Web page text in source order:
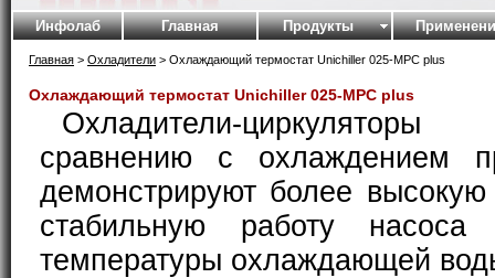
Инфолаб Главная Продукты
Главная > Охладители > Охлаждающий термостат Unichiller 025-MPC plus
Охлаждающий термостат Unichiller 025-MPC plus
Охладители-
сравнению с охлаждением
демонстрируют более
стабильную работу насоса
температуры охлаждающей